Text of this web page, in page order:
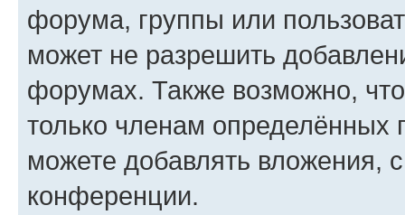
форума, группы или
может не разрешить
форумах. Также возможно,
только членам определённых
можете добавлять вложения,
конференции.